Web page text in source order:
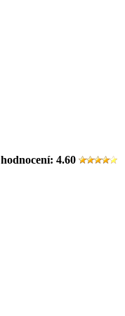
hodnocení: 4.60